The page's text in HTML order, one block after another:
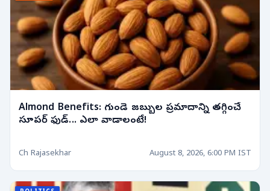
Almond Benefits: గుండె జబ్బుల ప్రమాదాన్ని తగ్గించే
సూపర్ ఫుడ్... ఎలా వాడాలంటే!
Ch Rajasekhar August 8, 2026, 6:00 PM IST